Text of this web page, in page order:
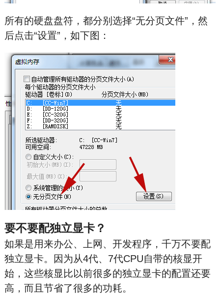
所有的硬盘盘符，都分别选择“无分页文件”，然
后点击“设置”，如下图：
要不要配独立显卡？
如果是用来办公、上网、开发程序，千万不要配
独立显卡。因为从4代、7代CPU自带的核显开
始，这些核显比以前很多的独立显卡的配置还要
高，而且节省了很多的功耗。